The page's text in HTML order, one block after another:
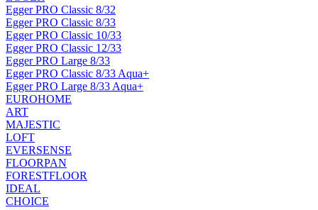
Egger PRO Classic 8/32
Egger PRO Classic 8/33
Egger PRO Classic 10/33
Egger PRO Classic 12/33
Egger PRO Large 8/33
Egger PRO Classic 8/33 Aqua+
Egger PRO Large 8/33 Aqua+
EUROHOME
ART
MAJESTIC
LOFT
EVERSENSE
FLOORPAN
FORESTFLOOR
IDEAL
CHOICE